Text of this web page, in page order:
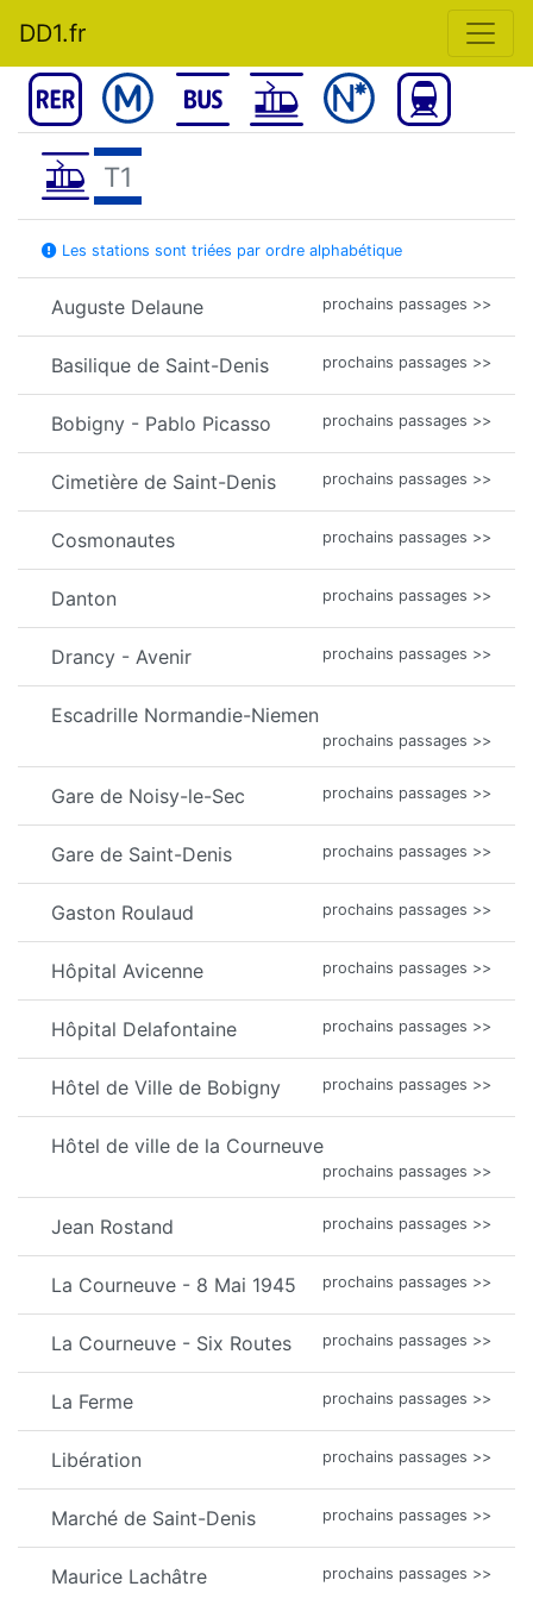
DD1.fr
T1
Les stations sont triées par ordre alphabétique
Auguste Delaune prochains passages >>
Basilique de Saint-Denis prochains passages >>
Bobigny - Pablo Picasso prochains passages >>
Cimetière de Saint-Denis prochains passages >>
Cosmonautes prochains passages >>
Danton prochains passages >>
Drancy - Avenir prochains passages >>
Escadrille Normandie-Niemen
prochains passages >>
Gare de Noisy-le-Sec prochains passages >>
Gare de Saint-Denis prochains passages >>
Gaston Roulaud prochains passages >>
Hôpital Avicenne prochains passages >>
Hôpital Delafontaine prochains passages >>
Hôtel de Ville de Bobigny prochains passages >>
Hôtel de ville de la Courneuve
prochains passages >>
Jean Rostand prochains passages >>
La Courneuve - 8 Mai 1945 prochains passages >>
La Courneuve - Six Routes prochains passages >>
La Ferme prochains passages >>
Libération prochains passages >>
Marché de Saint-Denis prochains passages >>
Maurice Lachâtre prochains passages >>